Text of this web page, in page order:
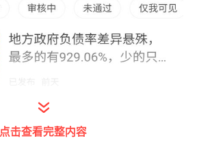
点击查看完整内容